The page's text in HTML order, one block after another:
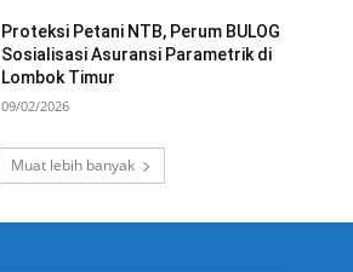
Proteksi Petani NTB, Perum BULOG
Sosialisasi Asuransi Parametrik di
Lombok Timur
09/02/2026
Muat lebih banyak